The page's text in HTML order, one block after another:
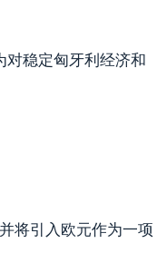
稳定匈牙利经济和
将引入欧元作为一项